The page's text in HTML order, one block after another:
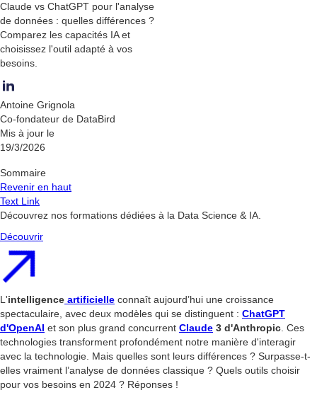
Claude vs ChatGPT pour l'analyse
de données : quelles différences ?
Comparez les capacités IA et
choisissez l'outil adapté à vos
besoins.
Antoine Grignola
Co-fondateur de DataBird
Mis à jour le
19/3/2026
Sommaire
Revenir en haut
Text Link
Découvrez nos formations dédiées à la Data Science & IA.
Découvrir
L'intelligence artificielle connaît aujourd’hui une croissance
spectaculaire, avec deux modèles qui se distinguent : ChatGPT
d'OpenAI et son plus grand concurrent Claude 3 d'Anthropic . Ces
technologies transforment profondément notre manière d'interagir
avec la technologie. Mais quelles sont leurs différences ? Surpasse-t-
elles vraiment l’analyse de données classique ? Quels outils choisir
pour vos besoins en 2024 ? Réponses !